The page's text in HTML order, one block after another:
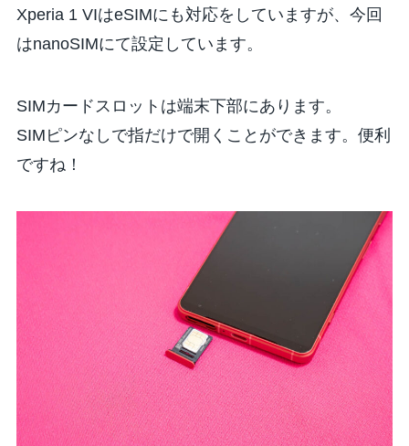
Xperia 1 VIはeSIMにも対応をしていますが、今回
はnanoSIMにて設定しています。
SIMカードスロットは端末下部にあります。
SIMピンなしで指だけで開くことができます。便利
ですね！